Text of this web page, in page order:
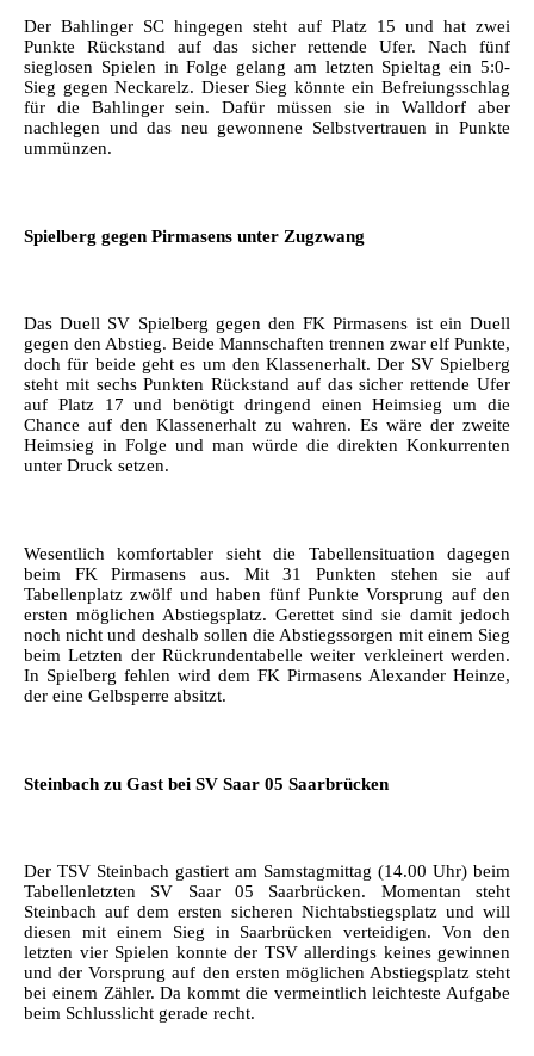
Der Bahlinger SC hingegen steht auf Platz 15 und hat zwei
Punkte Rückstand auf das sicher rettende Ufer. Nach fünf
sieglosen Spielen in Folge gelang am letzten Spieltag ein 5:0-
Sieg gegen Neckarelz. Dieser Sieg könnte ein Befreiungsschlag
für die Bahlinger sein. Dafür müssen sie in Walldorf aber
nachlegen und das neu gewonnene Selbstvertrauen in Punkte
ummünzen.
Spielberg gegen Pirmasens unter Zugzwang
Das Duell SV Spielberg gegen den FK Pirmasens ist ein Duell
gegen den Abstieg. Beide Mannschaften trennen zwar elf Punkte,
doch für beide geht es um den Klassenerhalt. Der SV Spielberg
steht mit sechs Punkten Rückstand auf das sicher rettende Ufer
auf Platz 17 und benötigt dringend einen Heimsieg um die
Chance auf den Klassenerhalt zu wahren. Es wäre der zweite
Heimsieg in Folge und man würde die direkten Konkurrenten
unter Druck setzen.
Wesentlich komfortabler sieht die Tabellensituation dagegen
beim FK Pirmasens aus. Mit 31 Punkten stehen sie auf
Tabellenplatz zwölf und haben fünf Punkte Vorsprung auf den
ersten möglichen Abstiegsplatz. Gerettet sind sie damit jedoch
noch nicht und deshalb sollen die Abstiegssorgen mit einem Sieg
beim Letzten der Rückrundentabelle weiter verkleinert werden.
In Spielberg fehlen wird dem FK Pirmasens Alexander Heinze,
der eine Gelbsperre absitzt.
Steinbach zu Gast bei SV Saar 05 Saarbrücken
Der TSV Steinbach gastiert am Samstagmittag (14.00 Uhr) beim
Tabellenletzten SV Saar 05 Saarbrücken. Momentan steht
Steinbach auf dem ersten sicheren Nichtabstiegsplatz und will
diesen mit einem Sieg in Saarbrücken verteidigen. Von den
letzten vier Spielen konnte der TSV allerdings keines gewinnen
und der Vorsprung auf den ersten möglichen Abstiegsplatz steht
bei einem Zähler. Da kommt die vermeintlich leichteste Aufgabe
beim Schlusslicht gerade recht.